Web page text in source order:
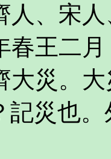
人、宋
春王二
大災。
記災也